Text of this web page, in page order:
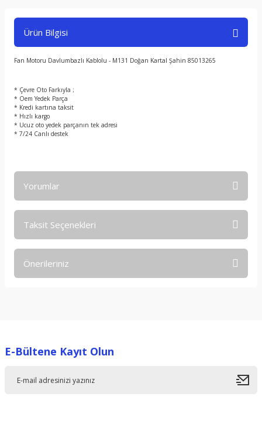
Ürün Bilgisi
Fan Motoru Davlumbazlı Kablolu - M131 Doğan Kartal Şahin 85013265
* Çevre Oto Farkıyla ;
* Oem Yedek Parça
* Kredi kartına taksit
* Hızlı kargo
* Ucuz oto yedek parçanın tek adresi
* 7/24 Canlı destek
Yorumlar
Taksit Seçenekleri
Önerileriniz
Ürün resmi kalitesiz, bozuk veya görüntülenemiyor.
E-Bültene Kayıt Olun